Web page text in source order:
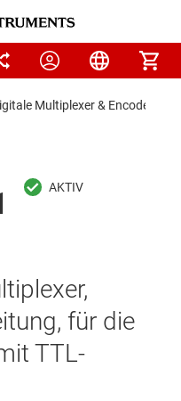
Multiplexer & Encoder
für die
TTL-